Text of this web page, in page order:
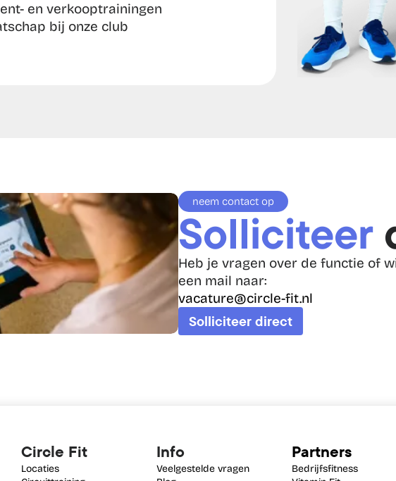
en verkooptrainingen
bij onze club
neem contact op
Solliciteer
Heb je vragen over de functie of
een mail naar:
vacature@circle-fit.nl
Solliciteer direct
Circle Fit
Locaties
Info
Veelgestelde vragen
Partners
Bedrijfsfitness